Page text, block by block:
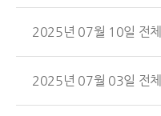
2025년 07월 10일 전
2025년 07월 03일 전